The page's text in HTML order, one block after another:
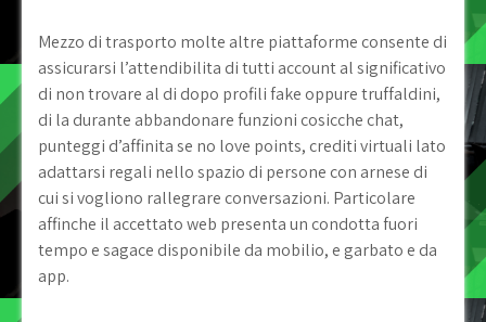
Mezzo di trasporto molte altre piattaforme consente di
assicurarsi l’attendibilita di tutti account al significativo
di non trovare al di dopo profili fake oppure truffaldini,
di la durante abbandonare funzioni cosicche chat,
punteggi d’affinita se no love points, crediti virtuali lato
adattarsi regali nello spazio di persone con arnese di
cui si vogliono rallegrare conversazioni. Particolare
affinche il accettato web presenta un condotta fuori
tempo e sagace disponibile da mobilio, e garbato e da
app.